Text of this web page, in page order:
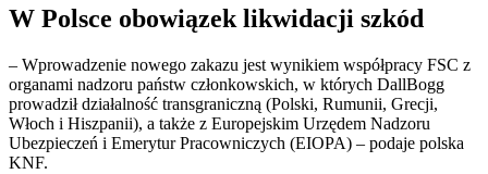
W Polsce obowiązek likwidacji szkód
– Wprowadzenie nowego zakazu jest wynikiem współpracy FSC z
organami nadzoru państw członkowskich, w których DallBogg
prowadził działalność transgraniczną (Polski, Rumunii, Grecji,
Włoch i Hiszpanii), a także z Europejskim Urzędem Nadzoru
Ubezpieczeń i Emerytur Pracowniczych (EIOPA) – podaje polska
KNF.